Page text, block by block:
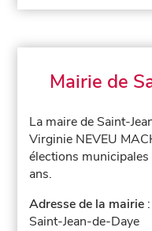
Mairie de
La maire de Saint-
Virginie NEVEU
élections
ans.
Adresse de la mairie
Saint-Jean-de-Daye